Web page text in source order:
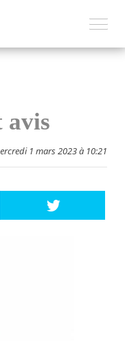
avis
1 mars 2023 à 10:21